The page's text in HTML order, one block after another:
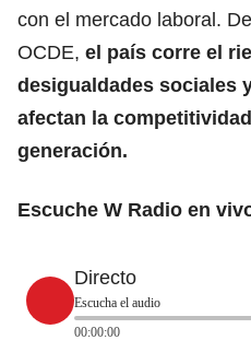
con el mercado laboral.
OCDE, el país corre el
desigualdades sociales
afectan la
generación.
Escuche W Radio en
Directo
Escucha el audio
00:00:00